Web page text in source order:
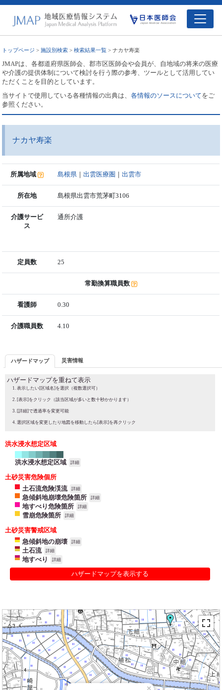
トップページ >施設別検索 >検索結果一覧 > ナカヤ寿楽
JMAPは、各都道府県医師会、郡市区医師会や会員が、自地域の将来の医療
や介護の提供体制について検討を行う際の参考、ツールとして活用してい
ただくことを目的としています。
当サイトで使用している各種情報の出典は、各情報のソースについてをご
参照ください。
ナカヤ寿楽
所属地域 島根県 ｜出雲医療圏 ｜出雲市
所在地 島根県出雲市荒茅町3106
介護サービ
ス
通所介護
定員数 25
常勤換算職員数
看護師 0.30
介護職員数 4.10
ハザードマップ 災害情報
ハザードマップを重ねて表示
表示したい[区域名]を選択（複数選択可）
[表示]をクリック（該当区域が多いと数十秒かかります）
[詳細]で透過率を変更可能
選択区域を変更したり地図を移動したら[表示]を再クリック
洪水浸水想定区域
洪水浸水想定区域 詳細
土砂災害危険個所
土石流危険渓流
詳細
急傾斜地崩壊危険箇所 詳細
地すべり危険箇所 詳細
雪崩危険箇所 詳細
土砂災害警戒区域
急傾斜地の崩壊
詳細
土石流 詳細
地すべり 詳細
ハザードマップを表示する
×